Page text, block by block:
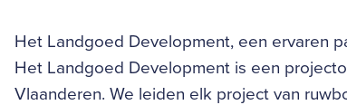
Het Landgoed Development, een ervaren
Het Landgoed Development is een
Vlaanderen. We leiden elk project van